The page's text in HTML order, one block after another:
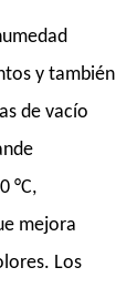
y también
de vacío
°C,
mejora
Los